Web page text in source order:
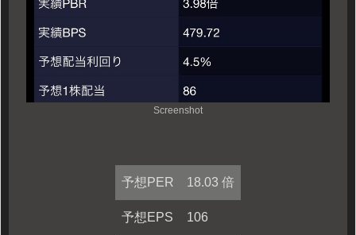
Screenshot
予想PER 18.03 倍
予想EPS 106